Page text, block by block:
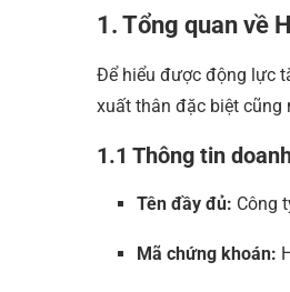
1. Tổng quan về
Để hiểu được động lực
xuất thân đặc biệt cũng
1.1 Thông tin
Tên đầy đủ: Công
Mã chứng khoán: